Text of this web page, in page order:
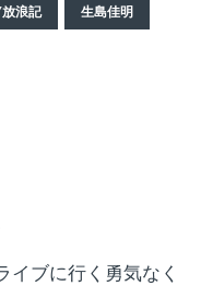
浪記 生島佳明
ブに行く勇気なく